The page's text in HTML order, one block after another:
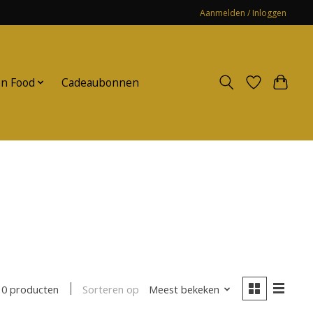
Aanmelden / Inloggen
Food Cadeaubonnen
0 producten Sorteren op Meest bekeken